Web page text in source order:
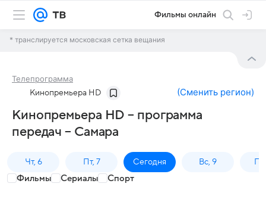
Фильмы онлайн
* транслируется московская сетка вещания
Телепрограмма
Кинопремьера HD (Сменить регион)
Кинопремьера HD – программа
передач – Самара
Чт, 6 Пт, 7 Сегодня Вс, 9
Фильмы Сериалы Спорт